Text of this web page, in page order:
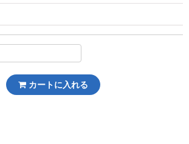
カートに入れる